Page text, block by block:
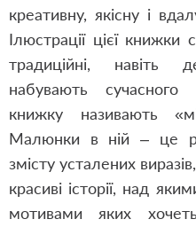
креативну, якісну і
Ілюстрації цієї
традиційні, навіть
набувають
книжку називають
Малюнки в ній – це
змісту усталених
красиві історії, над
мотивами яких